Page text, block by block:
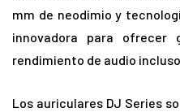
mm de neodimio y
innovadora para
rendimiento de audio
Los auriculares DJ Series